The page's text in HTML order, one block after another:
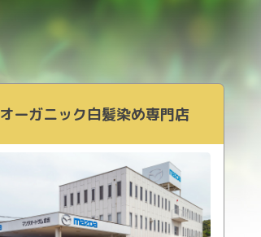
オーガニック白髪染め専門店